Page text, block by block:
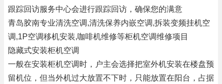
跟踪回访服务中心会进行跟踪回访，确保您的满意
青岛胶南专业清洗空调,清洗保养内嵌空调,拆装变频挂机空
调,1P空调移机安装,咖啡机维修等柜机空调维修项目
隐藏式安装柜机空调
一般在安装柜机空调时，户主会选择把室外机安装在楼盘预
留机位，但当外机过大放置不下时，只能放置在阳台，占据